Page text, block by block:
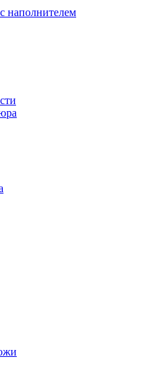
наполнителем